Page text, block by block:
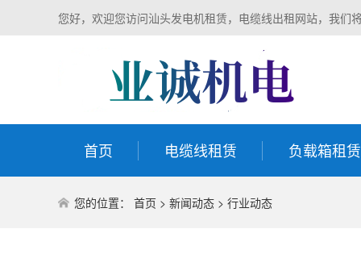
您好，欢迎您访问汕头发电机租赁，电缆线出租网站，我们
首页 电缆线租赁 负载箱租赁
您的位置： 首页 > 新闻动态 > 行业动态